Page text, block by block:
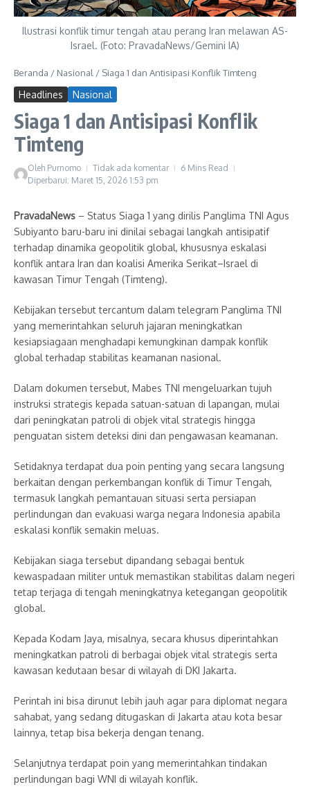
Ilustrasi konflik timur tengah atau perang Iran melawan AS-
Israel. (Foto: PravadaNews/Gemini IA)
Beranda / Nasional / Siaga 1 dan Antisipasi Konflik Timteng
Headlines Nasional
Siaga 1 dan Antisipasi Konflik
Timteng
Oleh Purnomo Tidak ada komentar
6 Mins Read
Diperbarui: Maret 15, 2026 1:53 pm
PravadaNews – Status Siaga 1 yang dirilis Panglima TNI Agus
Subiyanto baru-baru ini dinilai sebagai langkah antisipatif
terhadap dinamika geopolitik global, khususnya eskalasi
konflik antara Iran dan koalisi Amerika Serikat–Israel di
kawasan Timur Tengah (Timteng).
Kebijakan tersebut tercantum dalam telegram Panglima TNI
yang memerintahkan seluruh jajaran meningkatkan
kesiapsiagaan menghadapi kemungkinan dampak konflik
global terhadap stabilitas keamanan nasional.
Dalam dokumen tersebut, Mabes TNI mengeluarkan tujuh
instruksi strategis kepada satuan-satuan di lapangan, mulai
dari peningkatan patroli di objek vital strategis hingga
penguatan sistem deteksi dini dan pengawasan keamanan.
Setidaknya terdapat dua poin penting yang secara langsung
berkaitan dengan perkembangan konflik di Timur Tengah,
termasuk langkah pemantauan situasi serta persiapan
perlindungan dan evakuasi warga negara Indonesia apabila
eskalasi konflik semakin meluas.
Kebijakan siaga tersebut dipandang sebagai bentuk
kewaspadaan militer untuk memastikan stabilitas dalam negeri
tetap terjaga di tengah meningkatnya ketegangan geopolitik
global.
Kepada Kodam Jaya, misalnya, secara khusus diperintahkan
meningkatkan patroli di berbagai objek vital strategis serta
kawasan kedutaan besar di wilayah di DKI Jakarta.
Perintah ini bisa dirunut lebih jauh agar para diplomat negara
sahabat, yang sedang ditugaskan di Jakarta atau kota besar
lainnya, tetap bisa bekerja dengan tenang.
Selanjutnya terdapat poin yang memerintahkan tindakan
perlindungan bagi WNI di wilayah konflik.